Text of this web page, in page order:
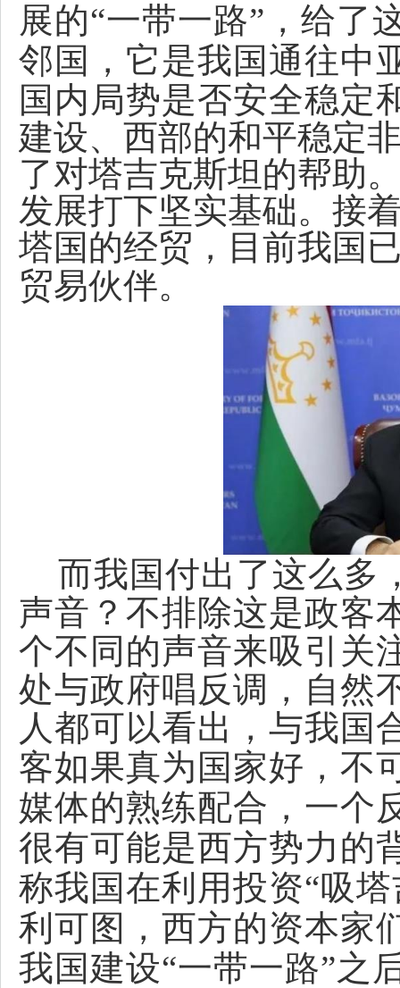
展的“一带一路” ，给了
邻国，它是我国通往中
国内局势是否安全稳定
建设、西部的和平稳定
了对塔吉克斯坦的帮助
发展打下坚实基础。接
塔国的经贸，目前我国
贸易伙伴。
而我国付出了这么多
声音？不排除这是政客
个不同的声音来吸引关
处与政府唱反调，自然
人都可以看出，与我国
客如果真为国家好，不
媒体的熟练配合，一个
很有可能是西方势力的
称我国在利用投资“吸
利可图，西方的资本家
我国建设“一带一路”之